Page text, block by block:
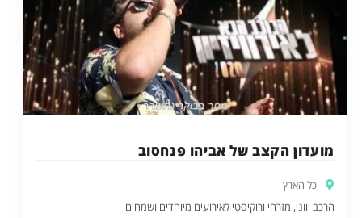
מועדון הקצב של אביהו פנחסוב
כל הארץ
הרכב יווני, מזרחי ורוקיסטי לאירועים מיוחדים ושמחים